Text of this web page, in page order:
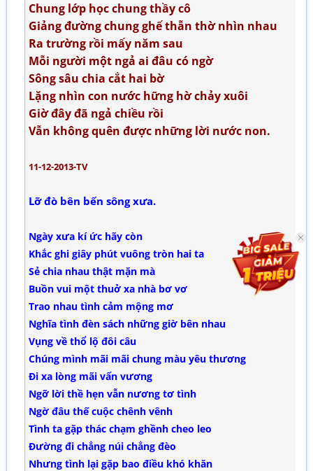
Chung lớp học chung thầy cô
Giảng đường chung ghế thẫn thờ nhìn nhau
Ra trường rồi mấy năm sau
Mỗi người một ngả ai đâu có ngờ
Sông sâu chia cắt hai bờ
Lặng nhìn con nước hững hờ chảy xuôi
Giờ đây đã ngả chiều rồi
Vẫn không quên được những lời nước non.
11-12-2013-TV
Lỡ đò bên bến sông xưa.
Ngày xưa kí ức hãy còn
Khắc ghi giây phút vuông tròn hai ta
Sẻ chia nhau thật mặn mà
Buồn vui một thuở xa nhà bơ vơ
Trao nhau tình cảm mộng mơ
Nghĩa tình đèn sách những giờ bên nhau
Vụng về thổ lộ đôi câu
Chúng mình mãi mãi chung màu yêu thương
Đi xa lòng mãi vấn vương
Ngỡ lời thề hẹn vẫn nương tơ tình
Ngờ đâu thế cuộc chênh vênh
Tình ta gặp thác chạm ghềnh cheo leo
Đường đi chẳng núi chẳng đèo
Nhưng tình lại gặp bao điều khó khăn